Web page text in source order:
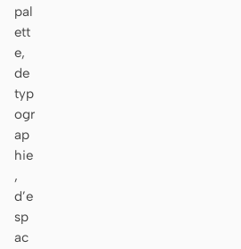
pal
ett
e,
de
typ
ogr
ap
hie
,
d’e
sp
ac